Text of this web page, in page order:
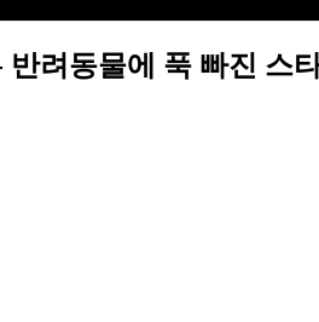
려동물에 푹 빠진 스